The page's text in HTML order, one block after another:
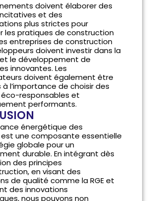
doivent élaborer des
et des
plus strictes pour
les pratiques de construction
entreprises de construction
doivent investir dans la
le développement de
innovantes. Les
doivent également être
à l’importance de choisir des
responsables et
performants.
énergétique des
une composante essentielle
globale pour un
durable. En intégrant dès
des principes
en visant des
de qualité comme la RGE et
des innovations
nous pouvons non